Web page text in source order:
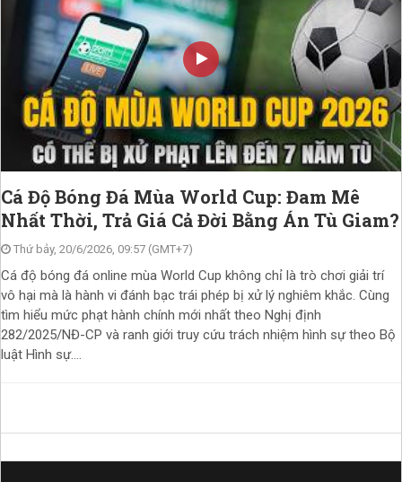
Cá Độ Bóng Đá Mùa World Cup: Đam Mê
Nhất Thời, Trả Giá Cả Đời Bằng Án Tù Giam?
Thứ bảy, 20/6/2026, 09:57 (GMT+7)
Cá độ bóng đá online mùa World Cup không chỉ là trò chơi giải trí
vô hại mà là hành vi đánh bạc trái phép bị xử lý nghiêm khắc. Cùng
tìm hiểu mức phạt hành chính mới nhất theo Nghị định
282/2025/NĐ-CP và ranh giới truy cứu trách nhiệm hình sự theo Bộ
luật Hình sự....